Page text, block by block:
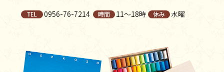
0956-76-7214 11〜18時 水曜